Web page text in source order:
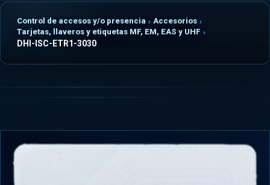
Control de accesos y/o presencia
Accesorios
Tarjetas, llaveros y etiquetas MF, EM, EAS y UHF
DHI-ISC-ETR1-3030